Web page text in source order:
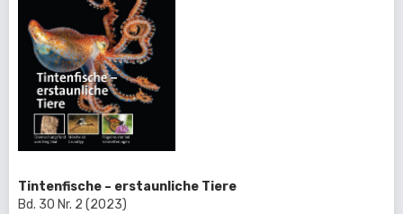
Tintenfische – erstaunliche Tiere
Bd. 30 Nr. 2 (2023)